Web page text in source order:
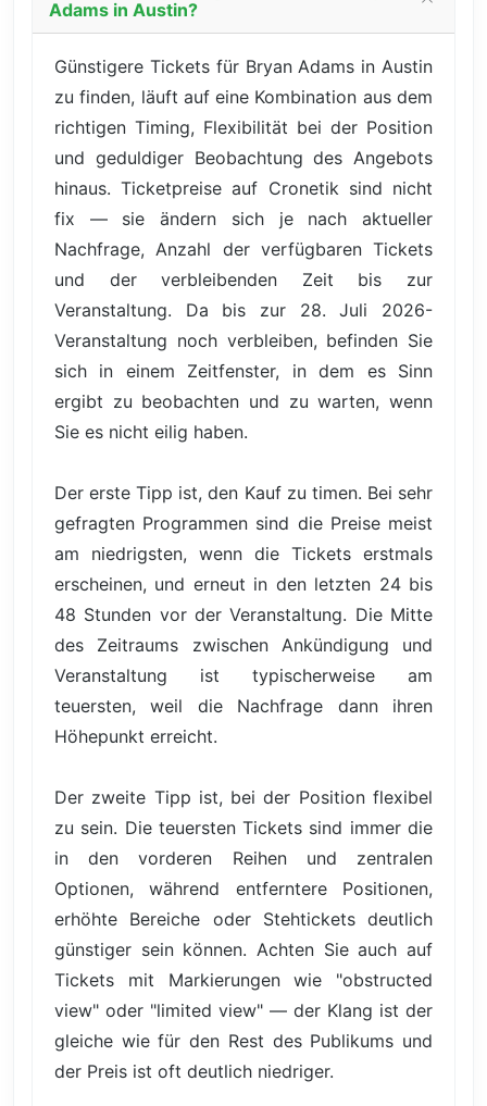
Adams in Austin?
Günstigere Tickets für Bryan Adams in Austin
zu finden, läuft auf eine Kombination aus dem
richtigen Timing, Flexibilität bei der Position
und geduldiger Beobachtung des Angebots
hinaus. Ticketpreise auf Cronetik sind nicht
fix — sie ändern sich je nach aktueller
Nachfrage, Anzahl der verfügbaren Tickets
und der verbleibenden Zeit bis zur
Veranstaltung. Da bis zur 28. Juli 2026-
Veranstaltung noch verbleiben, befinden Sie
sich in einem Zeitfenster, in dem es Sinn
ergibt zu beobachten und zu warten, wenn
Sie es nicht eilig haben.
Der erste Tipp ist, den Kauf zu timen. Bei sehr
gefragten Programmen sind die Preise meist
am niedrigsten, wenn die Tickets erstmals
erscheinen, und erneut in den letzten 24 bis
48 Stunden vor der Veranstaltung. Die Mitte
des Zeitraums zwischen Ankündigung und
Veranstaltung ist typischerweise am
teuersten, weil die Nachfrage dann ihren
Höhepunkt erreicht.
Der zweite Tipp ist, bei der Position flexibel
zu sein. Die teuersten Tickets sind immer die
in den vorderen Reihen und zentralen
Optionen, während entferntere Positionen,
erhöhte Bereiche oder Stehtickets deutlich
günstiger sein können. Achten Sie auch auf
Tickets mit Markierungen wie "obstructed
view" oder "limited view" — der Klang ist der
gleiche wie für den Rest des Publikums und
der Preis ist oft deutlich niedriger.